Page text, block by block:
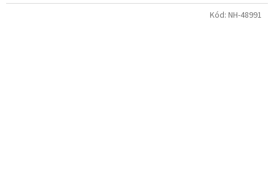
Kód: NH-48991